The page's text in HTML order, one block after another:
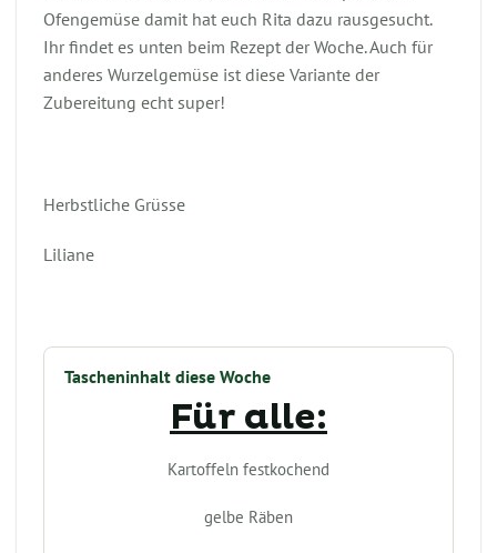
Ofengemüse damit hat euch Rita dazu rausgesucht.
Ihr findet es unten beim Rezept der Woche. Auch für
anderes Wurzelgemüse ist diese Variante der
Zubereitung echt super!
Herbstliche Grüsse
Liliane
Tascheninhalt diese Woche
Für alle:
Kartoffeln festkochend
gelbe Räben